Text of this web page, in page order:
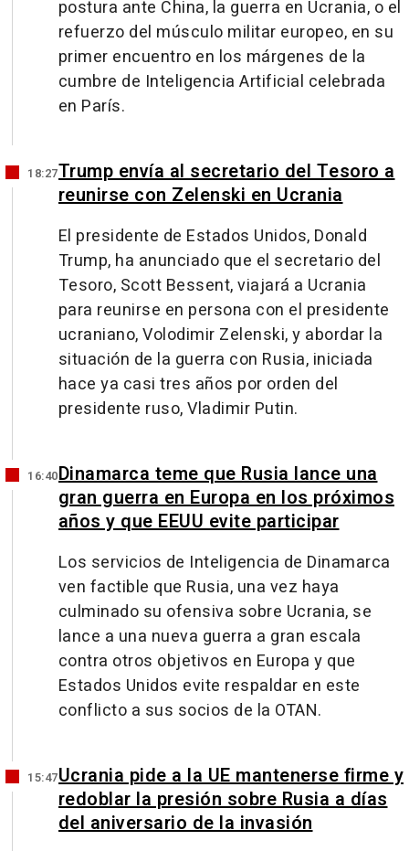
postura ante China, la guerra en Ucrania, o el
refuerzo del músculo militar europeo, en su
primer encuentro en los márgenes de la
cumbre de Inteligencia Artificial celebrada
en París.
18:27Trump envía al secretario del Tesoro a
reunirse con Zelenski en Ucrania
El presidente de Estados Unidos, Donald
Trump, ha anunciado que el secretario del
Tesoro, Scott Bessent, viajará a Ucrania
para reunirse en persona con el presidente
ucraniano, Volodimir Zelenski, y abordar la
situación de la guerra con Rusia, iniciada
hace ya casi tres años por orden del
presidente ruso, Vladimir Putin.
16:40Dinamarca teme que Rusia lance una
gran guerra en Europa en los próximos
años y que EEUU evite participar
Los servicios de Inteligencia de Dinamarca
ven factible que Rusia, una vez haya
culminado su ofensiva sobre Ucrania, se
lance a una nueva guerra a gran escala
contra otros objetivos en Europa y que
Estados Unidos evite respaldar en este
conflicto a sus socios de la OTAN.
15:47Ucrania pide a la UE mantenerse firme y
redoblar la presión sobre Rusia a días
del aniversario de la invasión